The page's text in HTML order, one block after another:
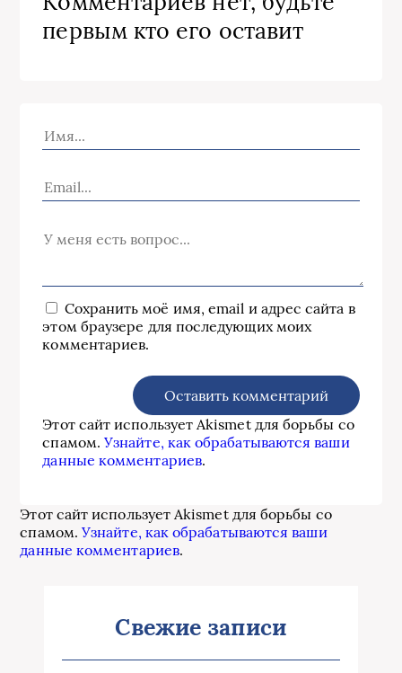
первым кто его оставит
Сохранить моё имя, email и адрес сайта в
этом браузере для последующих моих
комментариев.
Этот сайт использует Akismet для борьбы со
спамом.Узнайте, как обрабатываются ваши
данные комментариев.
Этот сайт использует Akismet для борьбы со
спамом.Узнайте, как обрабатываются ваши
данные комментариев.
Свежие записи